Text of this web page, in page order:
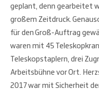
geplant, denn gearbeitet
großem Zeitdruck.
für den Groß-Auftrag
waren mit 45
Teleskopstaplern, drei
Arbeitsbühne vor Ort.
2017 war mit Sicherheit